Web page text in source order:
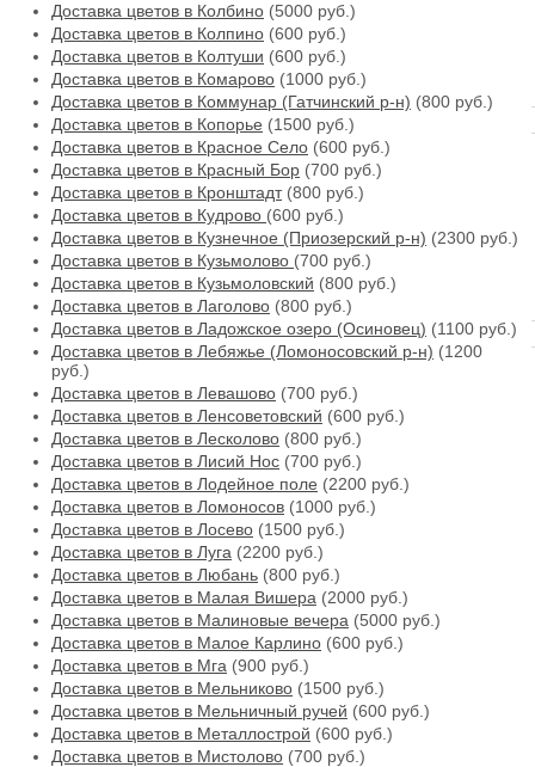
Доставка цветов в Колбино (5000 руб.)
Доставка цветов в Колпино (600 руб.)
Доставка цветов в Колтуши (600 руб.)
Доставка цветов в Комарово (1000 руб.)
Доставка цветов в Коммунар (Гатчинский р-н) (800 руб.)
Доставка цветов в Копорье (1500 руб.)
Доставка цветов в Красное Село (600 руб.)
Доставка цветов в Красный Бор (700 руб.)
Доставка цветов в Кронштадт(800 руб.)
Доставка цветов в Кудрово (600 руб.)
Доставка цветов в Кузнечное (Приозерский р-н) (2300 руб.)
Доставка цветов в Кузьмолово (700 руб.)
Доставка цветов в Кузьмоловский (800 руб.)
Доставка цветов в Лаголово (800 руб.)
Доставка цветов в Ладожское озеро (Осиновец) (1100 руб.)
Доставка цветов в Лебяжье (Ломоносовский р-н) (1200
руб.)
Доставка цветов в Левашово (700 руб.)
Доставка цветов в Ленсоветовский (600 руб.)
Доставка цветов в Лесколово (800 руб.)
Доставка цветов в Лисий Нос (700 руб.)
Доставка цветов в Лодейное поле (2200 руб.)
Доставка цветов в Ломоносов (1000 руб.)
Доставка цветов в Лосево (1500 руб.)
Доставка цветов в Луга (2200 руб.)
Доставка цветов в Любань (800 руб.)
Доставка цветов в Малая Вишера (2000 руб.)
Доставка цветов в Малиновые вечера (5000 руб.)
Доставка цветов в Малое Карлино (600 руб.)
Доставка цветов в Мга (900 руб.)
Доставка цветов в Мельниково (1500 руб.)
Доставка цветов в Мельничный ручей (600 руб.)
Доставка цветов в Металлострой (600 руб.)
Доставка цветов в Мистолово (700 руб.)